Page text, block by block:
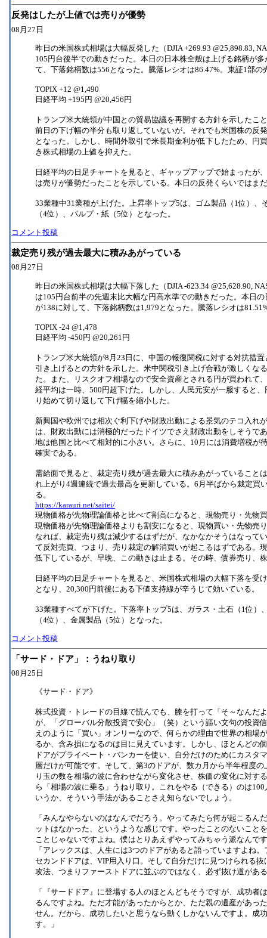
反発はしたが上値では売りが優勢
08月27日
昨日の米国株式相場は大幅反発した（DJIA +269.93 @25,898.83,
105円台後半での動きだった。本日の日本株全般は上げる銘柄が
て、下落銘柄数は556となった。騰落レシオは86.47%。東証1部の
TOPIX +12 @1,490
日経平均 +195円 @20,456円
トランプ米大統領が中国との貿易協議を再開する方針を示したこ
前日の下げ幅の半分も取り返していないが。それでも米国株の反
となった。しかし、時間外取引で米長期金利が低下したため、円
き株式相場の上値を抑えた。
日経平均の日足チャートを見ると、ギャップアップで始まったが
は売りが優勢だったことを示している。本日の反発くらいではま
33業種中31業種が上げた。上昇率トップ5は、ゴム製品（1位）
（4位）、パルプ・紙（5位）となった。
コメント投稿
裁定売り残が過去最大に積みあがっている
08月27日
昨日の米国株式相場は大幅下落した（DJIA -623.34 @25,628.90,
は105円台前半の先週末比大幅な円高水準での動きだった。本日
が138に対して、下落銘柄数は1,979となった。騰落レシオは
TOPIX -24 @1,478
日経平均 -450円 @20,261円
トランプ米大統領が8月23日に、中国の報復関税に対する対抗措
引き上げるとの方針を示した。米中関税引き上げ合戦が激しくな
た。また、リスクオフ相場なので安全資産とされる円が買われて
経平均は一時、500円超下げた。しかし、人民元安が一服すると
り始めて切り返して下げ幅を縮小した。
新興国や欧州では相次ぐ利下げや財政出動による景気のテコ入れ
は、財政出動には消極的だったドイツでさえ財政出動をしそうで
地は他国と比べて相対的に小さい。さらに、10月には消費増税が
確実である。
需給面で見ると、裁定売り残が過去最大に積みあがっていること
れ上がり4週連続で過去最高を更新している。6月半ばから裁定買
る。
https://karauri.net/saitei/
現物価格が先物理論価格と比べて割高になると、現物売り・先物
現物価格が先物理論価格よりも割安になると、現物買い・先物売
なれば、裁定売り残は減少するはずだが、なかなかそうはなって
て反対売買、つまり、売り裁定の解消買いが起こるはずである。
低下しているが、早晩、この動きは止まる。その時、債券売り、
日経平均の日足チャートを見ると、米国株式相場の大幅下落を受
となり、20,300円前後にある下値支持線が辛うじて効いている。
33業種すべてが下げた。下落率トップ5は、ガラス・土石（1位）
（4位）、金属製品（5位）となった。
コメント投稿
「サード・ドア」：うねり取り
08月25日
《サード・ドア》
株式投資・トレードの目線で読んでも、膝を打って「そ～なんだ
が、「グローバル分散投資で安心」（笑）という謳い文句の投資
えのように「買い」オンリーなので、何らかの理由で世界の相場
るか、含み損になるのは目に見えています。しかし、ほとんどの
ドアがプライベート・バンカーを使い、自分だけのためにカスタ
層だけが可能です。そして、第3のドアが、数カ月から半年程度
り玉の数を相場の波に合わせながら変化させ、株価の変化に対す
ら「相場の波に乗る」うねり取り。これをやる（できる）のは
いうか、そういう手法があることさえ知らないでしょう。
「みんなやらないのはなんでだろう。やってみたら何が起こる
ットはなかった、というような感じです。やったことのないこと
ことじゃないですよね。僕はとりあえずやってみちゃう派なんで
「アレックスは、人生には3つのドアがあると語っていますよね
セカンドドアは、VIP用入り口。そして自分だけに見つけられる
攻法、つまりファーストドアに並ぶのではなく、必ず抜け道があ
「『サードドア』に登場する人のほとんどもそうですが、成功
るんですよね。ただ才能があったからとか、ただ親の遺産があっ
せん。だから、成功したいと思うなら動くしかないんですよ。成
す。」